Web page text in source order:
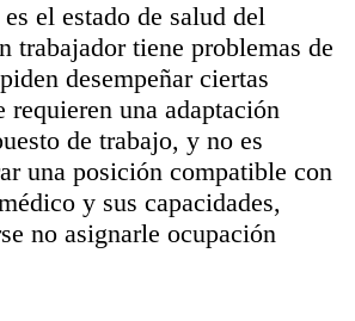
el estado de salud del
trabajador tiene problemas de
desempeñar ciertas
requieren una adaptación
de trabajo, y no es
una posición compatible con
y sus capacidades,
no asignarle ocupación